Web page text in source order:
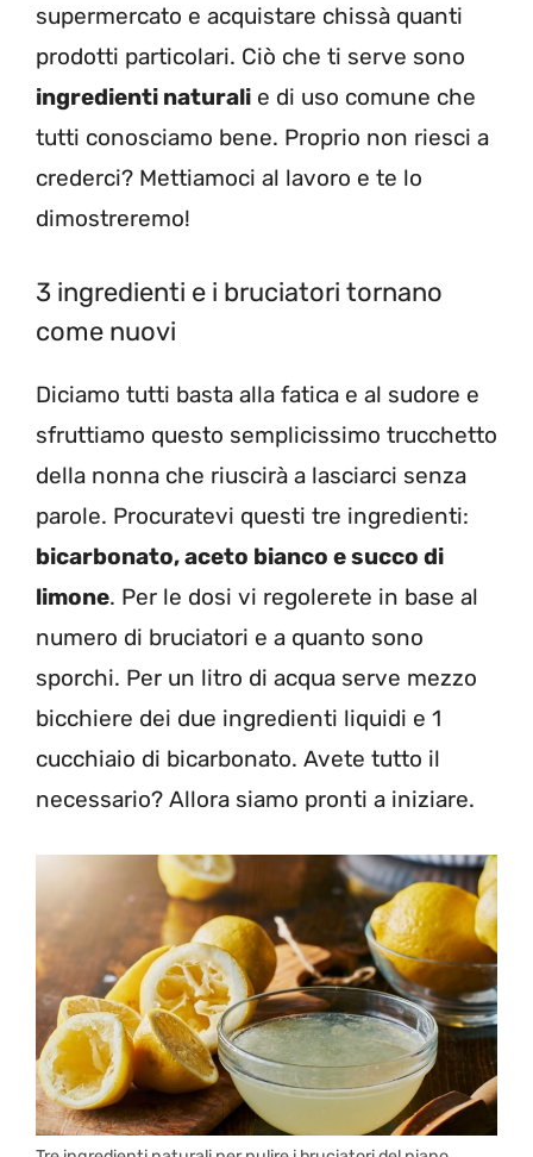
supermercato e acquistare chissà quanti
prodotti particolari. Ciò che ti serve sono
ingredienti naturali e di uso comune che
tutti conosciamo bene. Proprio non riesci a
crederci? Mettiamoci al lavoro e te lo
dimostreremo!
3 ingredienti e i bruciatori tornano
come nuovi
Diciamo tutti basta alla fatica e al sudore e
sfruttiamo questo semplicissimo trucchetto
della nonna che riuscirà a lasciarci senza
parole. Procuratevi questi tre ingredienti:
bicarbonato, aceto bianco e succo di
limone. Per le dosi vi regolerete in base al
numero di bruciatori e a quanto sono
sporchi. Per un litro di acqua serve mezzo
bicchiere dei due ingredienti liquidi e 1
cucchiaio di bicarbonato. Avete tutto il
necessario? Allora siamo pronti a iniziare.